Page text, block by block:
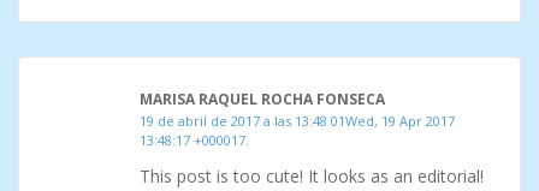
MARISA RAQUEL ROCHA FONSECA
19 de abril de 2017 a las 13:48 01Wed, 19 Apr 2017
13:48:17 +000017.
This post is too cute! It looks as an editorial!